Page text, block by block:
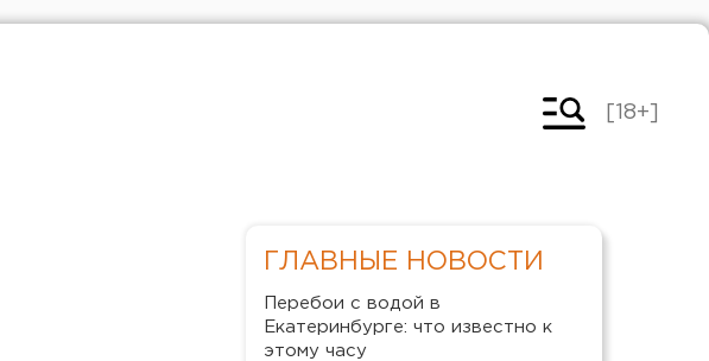
[18+]
ГЛАВНЫЕ НОВОСТИ
Перебои с водой в
Екатеринбурге: что известно к
этому часу